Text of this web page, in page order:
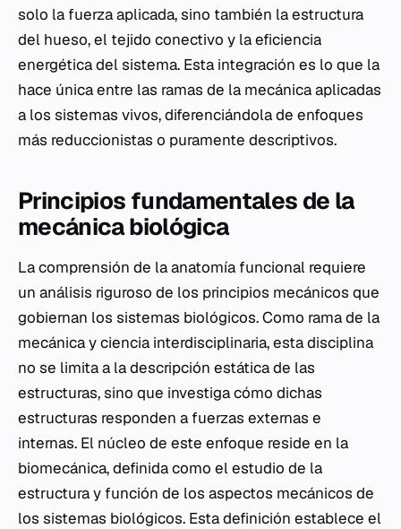
solo la fuerza aplicada, sino también la estructura
del hueso, el tejido conectivo y la eficiencia
energética del sistema. Esta integración es lo que la
hace única entre las ramas de la mecánica aplicadas
a los sistemas vivos, diferenciándola de enfoques
más reduccionistas o puramente descriptivos.
Principios fundamentales de la
mecánica biológica
La comprensión de la anatomía funcional requiere
un análisis riguroso de los principios mecánicos que
gobiernan los sistemas biológicos. Como rama de la
mecánica y ciencia interdisciplinaria, esta disciplina
no se limita a la descripción estática de las
estructuras, sino que investiga cómo dichas
estructuras responden a fuerzas externas e
internas. El núcleo de este enfoque reside en la
biomecánica, definida como el estudio de la
estructura y función de los aspectos mecánicos de
los sistemas biológicos. Esta definición establece el